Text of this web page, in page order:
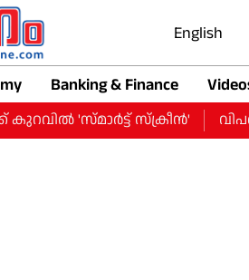
English
Banking & Finance
'സ്മാര്‍ട്ട് സ്‌ക്രീന്‍' വിപണി